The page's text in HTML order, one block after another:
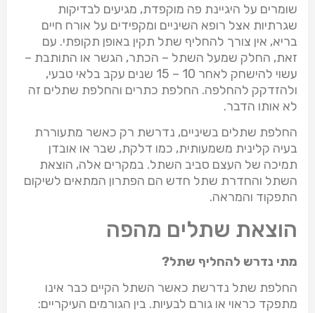
שומרים על היגיינת פה מוקפדת, מגיעים לבדיקות
שגרתיות אצל רופא השיניים ומקפידים על אורח חיים
בריא, אין צורך להחליף שתל תקין באופן תקופתי. עם
זאת, החלק שמעל השתל – הכתר, הגשר או התותבת –
עשוי להישחק לאחר 15 – 10 שנים עקב בלאי טבעי,
ולהזדקק להחלפה. החלפת כתרים והחלפת שתלים זה
לא אותו הדבר.
החלפת שתלים בשיניים, נדרשת רק כאשר מתעוררת
בעיה קלינית משמעותית, כמו דלקת, שבר או אובדן
תמיכה של העצם סביב השתל. במקרים אלה, הוצאת
השתל והחדרת שתל חדש הם הפתרון המתאים לשיקום
התפקוד והמראה.
הוצאת שתלים מהפה
מתי נדרש להחליף שתל?
החלפת שתל נדרשת כאשר השתל הקיים כבר אינו
מתפקד כראוי או גורם לבעיות. בין הגורמים העיקריים: